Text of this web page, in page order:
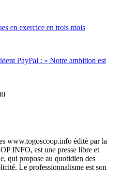
en exercice en trois mois
PayPal : « Notre ambition est
www.togoscoop.info édité par la
INFO, est une presse libre et
qui propose au quotidien des
Le professionnalisme est son